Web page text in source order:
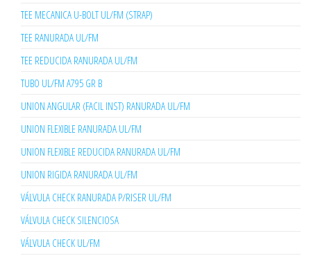
TEE MECANICA U-BOLT UL/FM (STRAP)
TEE RANURADA UL/FM
TEE REDUCIDA RANURADA UL/FM
TUBO UL/FM A795 GR B
UNION ANGULAR (FACIL INST) RANURADA UL/FM
UNION FLEXIBLE RANURADA UL/FM
UNION FLEXIBLE REDUCIDA RANURADA UL/FM
UNION RIGIDA RANURADA UL/FM
VÁLVULA CHECK RANURADA P/RISER UL/FM
VÁLVULA CHECK SILENCIOSA
VÁLVULA CHECK UL/FM